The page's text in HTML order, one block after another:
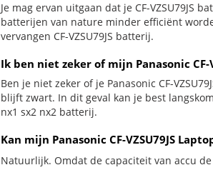
Je mag ervan uitgaan dat je CF-VZSU79JS
batterijen van nature minder efficiënt
vervangen CF-VZSU79JS batterij.
Ik ben niet zeker of mijn Panasonic
Ben je niet zeker of je Panasonic CF-
blijft zwart. In dit geval kan je best
nx1 sx2 nx2 batterij.
Kan mijn Panasonic CF-VZSU79JS
Natuurlijk. Omdat de capaciteit van accu